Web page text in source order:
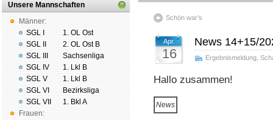
Unsere Mannschaften
Männer:
SGL I
SGL II
SGL III
SGL IV
SGL V
SGL VI
SGL VII
Frauen:
1. OL Ost
2. OL Ost B
Sachsenliga
1. Lkl B
1. Lkl B
Bezirksliga
1. Bkl A
Schön war’s
Apr.
16
News 14+15/
Ergebnismeldung
Hallo zusammen!
News